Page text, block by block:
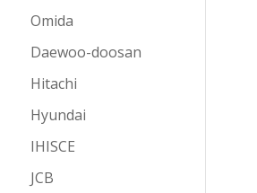
Omida
Daewoo-doosan
Hitachi
Hyundai
IHISCE
JCB